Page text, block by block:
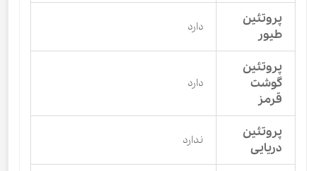
پروتئین
طیور
دارد
پروتئین
گوشت
قرمز
دارد
پروتئین
دریایی
ندارد